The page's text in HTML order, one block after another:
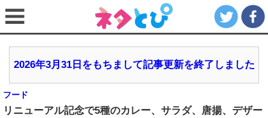
2026年3月31日をもちまして記事更新を終了しました
フード
リニューアル記念で5種のカレー、サラダ、唐揚、デザー